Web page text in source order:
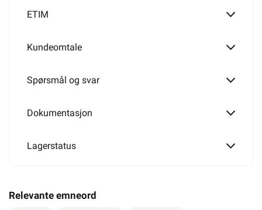
ETIM
Kundeomtale
Spørsmål og svar
Dokumentasjon
Lagerstatus
Relevante emneord